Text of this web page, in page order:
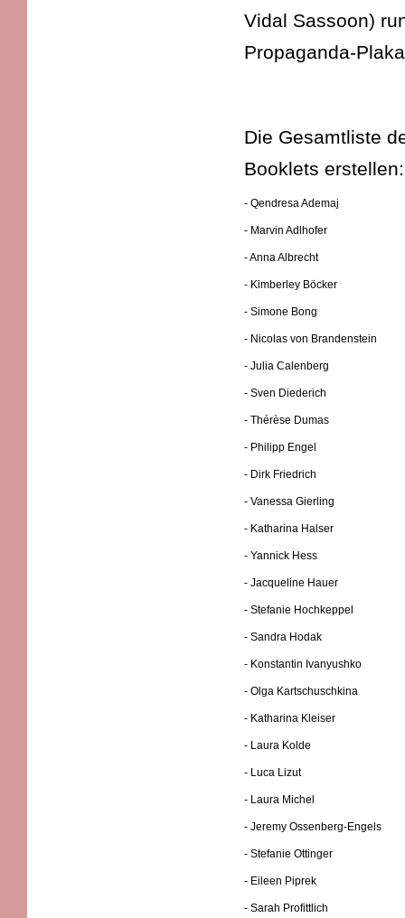
Vidal Sassoon)
Propaganda-
Die Gesamtliste
Booklets
- Qendresa Ademaj
- Marvin Adlhofer
- Anna Albrecht
- Kimberley Böcker
- Simone Bong
- Nicolas von Brandenstein
- Julia Calenberg
- Sven Diederich
- Thérèse Dumas
- Philipp Engel
- Dirk Friedrich
- Vanessa Gierling
- Katharina Halser
- Yannick Hess
- Jacqueline Hauer
- Stefanie Hochkeppel
- Sandra Hodak
- Konstantin Ivanyushko
- Olga Kartschuschkina
- Katharina Kleiser
- Laura Kolde
- Luca Lizut
- Laura Michel
- Jeremy Ossenberg-Engels
- Stefanie Ottinger
- Eileen Piprek
- Sarah Profittlich